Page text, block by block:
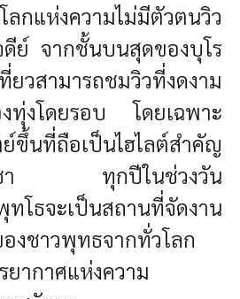
แห่งความไม่มีตัวตนวิว
ย์ จากชั้นบนสุดของบุโร
วสามารถชมวิวที่งดงาม
ทุ่งโดยรอบ โดยเฉพาะ
ขึ้นที่ถือเป็นไฮไลต์สำคัญ
ขบูชา ทุกปีในช่วงวัน
โธจะเป็นสถานที่จัดงาน
งชาวพุทธจากทั่วโลก
ยากาศแห่งความ